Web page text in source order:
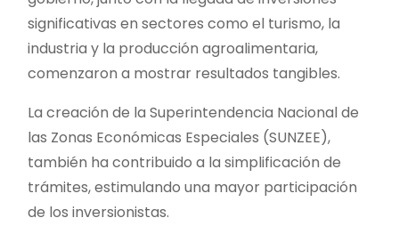
significativas en sectores como el turismo, la
industria y la producción agroalimentaria,
comenzaron a mostrar resultados tangibles.
La creación de la Superintendencia Nacional de
las Zonas Económicas Especiales (SUNZEE),
también ha contribuido a la simplificación de
trámites, estimulando una mayor participación
de los inversionistas.